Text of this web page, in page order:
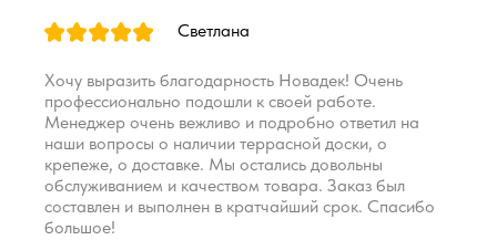
Светлана
Хочу выразить благодарность Новадек! Очень
профессионально подошли к своей работе.
Менеджер очень вежливо и подробно ответил на
наши вопросы о наличии террасной доски, о
крепеже, о доставке. Мы остались довольны
обслуживанием и качеством товара. Заказ был
составлен и выполнен в кратчайший срок. Спасибо
большое!